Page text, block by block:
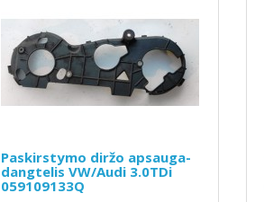
Paskirstymo diržo apsauga-
dangtelis VW/Audi 3.0TDi
059109133Q